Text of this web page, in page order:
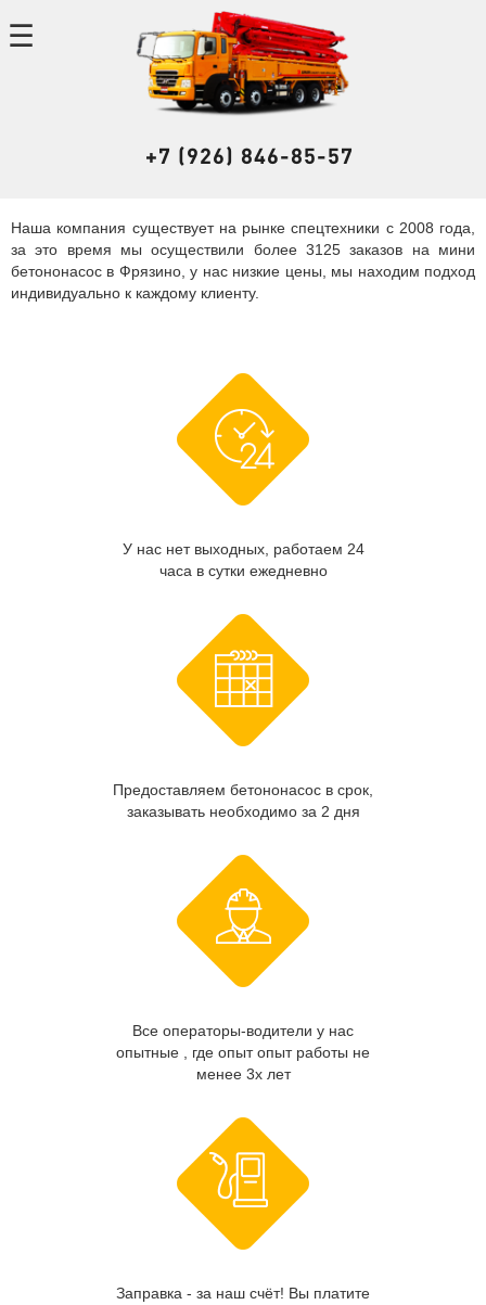
+7 (926) 846-85-57
Наша компания существует на рынке спецтехники с 2008 года,
за это время мы осуществили более 3125 заказов на мини
бетононасос в Фрязино, у нас низкие цены, мы находим подход
индивидуально к каждому клиенту.
У нас нет выходных, работаем 24
часа в сутки ежедневно
Предоставляем бетононасос в срок,
заказывать необходимо за 2 дня
Все операторы-водители у нас
опытные , где опыт опыт работы не
менее 3х лет
Заправка - за наш счёт! Вы платите